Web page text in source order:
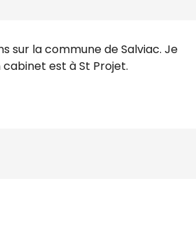
sur la commune de Salviac. Je
est à St Projet.